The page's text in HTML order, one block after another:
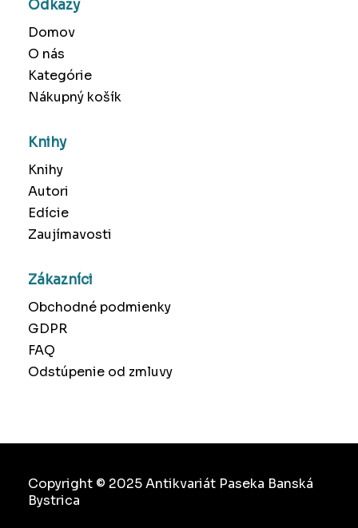
Odkazy
Domov
O nás
Kategórie
Nákupný košík
Knihy
Knihy
Autori
Edície
Zaujímavosti
Zákazníci
Obchodné podmienky
GDPR
FAQ
Odstúpenie od zmluvy
Copyright © 2025 Antikvariát Paseka Banská
Bystrica